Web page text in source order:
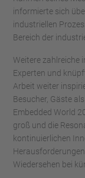
informierte sich
industriellen
Bereich der
Weitere zahlreiche
Experten und
Arbeit weiter
Besucher, Gäste
Embedded World
groß und die
kontinuierlichen
Wiedersehen bei